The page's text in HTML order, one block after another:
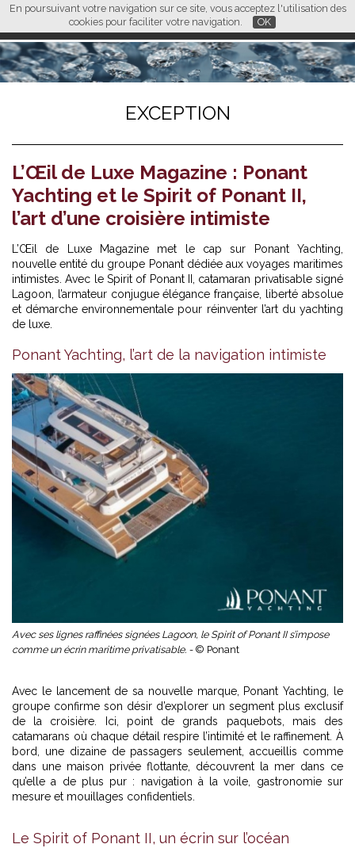
En poursuivant votre navigation sur ce site, vous acceptez l'utilisation des
cookies pour faciliter votre navigation.
OK
FR EN CN
L M
EXCEPTION
L’Œil de Luxe Magazine : Ponant
Yachting et le Spirit of Ponant II,
l’art d’une croisière intimiste
L’Œil de Luxe Magazine met le cap sur Ponant Yachting,
nouvelle entité du groupe Ponant dédiée aux voyages maritimes
intimistes. Avec le Spirit of Ponant II, catamaran privatisable signé
Lagoon, l’armateur conjugue élégance française, liberté absolue
et démarche environnementale pour réinventer l’art du yachting
de luxe.
Ponant Yachting, l’art de la navigation intimiste
Avec ses lignes raffinées signées Lagoon, le Spirit of Ponant II s’impose
comme un écrin maritime privatisable. - © Ponant
Avec le lancement de sa nouvelle marque, Ponant Yachting, le
groupe confirme son désir d’explorer un segment plus exclusif
de la croisière. Ici, point de grands paquebots, mais des
catamarans où chaque détail respire l’intimité et le raffinement. À
bord, une dizaine de passagers seulement, accueillis comme
dans une maison privée flottante, découvrent la mer dans ce
qu’elle a de plus pur : navigation à la voile, gastronomie sur
mesure et mouillages confidentiels.
Le Spirit of Ponant II, un écrin sur l’océan